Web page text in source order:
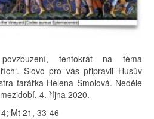
tentokrát na téma
Slovo pro vás připravil Husův
farářka Helena Smolová. Neděle
4. října 2020.
Mt 21, 33-46